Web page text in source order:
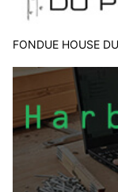
FONDUE HOUSE